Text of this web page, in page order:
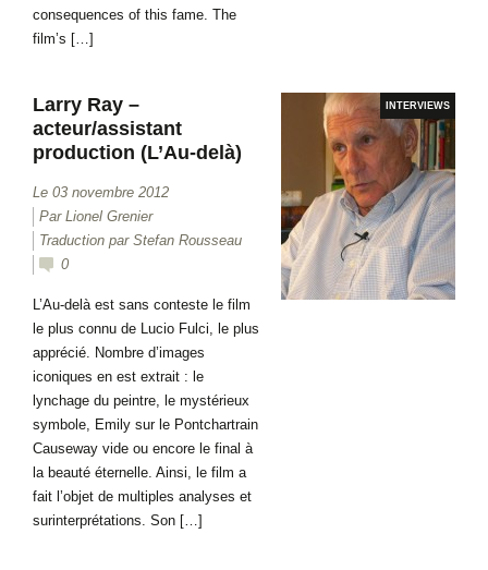
consequences of this fame. The
film’s […]
INTERVIEWS
Larry Ray –
acteur/assistant
production (L’Au-delà)
Le 03 novembre 2012
Par Lionel Grenier
Traduction par Stefan Rousseau
0
L’Au-delà est sans conteste le film
le plus connu de Lucio Fulci, le plus
apprécié. Nombre d’images
iconiques en est extrait : le
lynchage du peintre, le mystérieux
symbole, Emily sur le Pontchartrain
Causeway vide ou encore le final à
la beauté éternelle. Ainsi, le film a
fait l’objet de multiples analyses et
surinterprétations. Son […]